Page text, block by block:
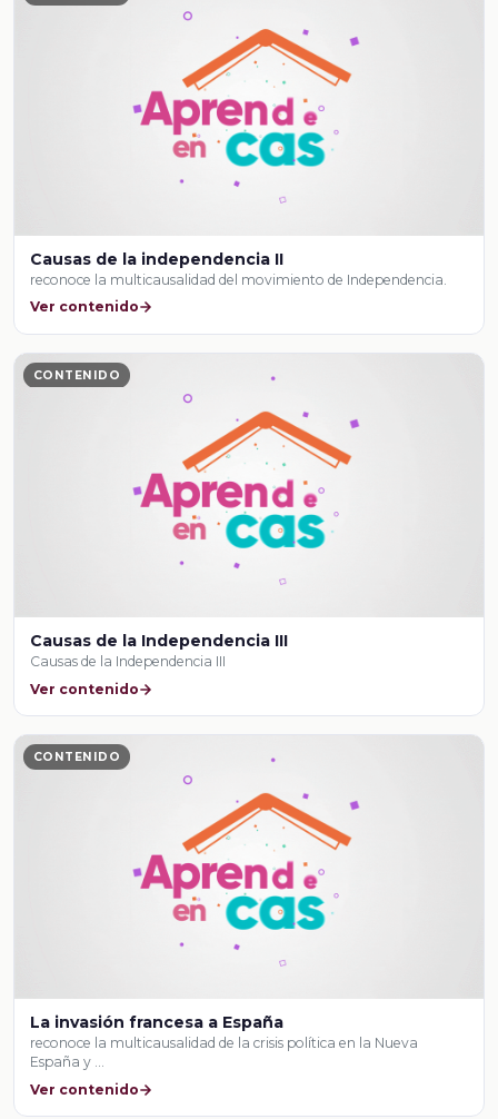
Causas de la independencia II
reconoce la multicausalidad del movimiento de Independencia.
Ver contenido
CONTENIDO
Causas de la Independencia III
Causas de la Independencia III
Ver contenido
CONTENIDO
La invasión francesa a España
reconoce la multicausalidad de la crisis política en la Nueva
España y …
Ver contenido